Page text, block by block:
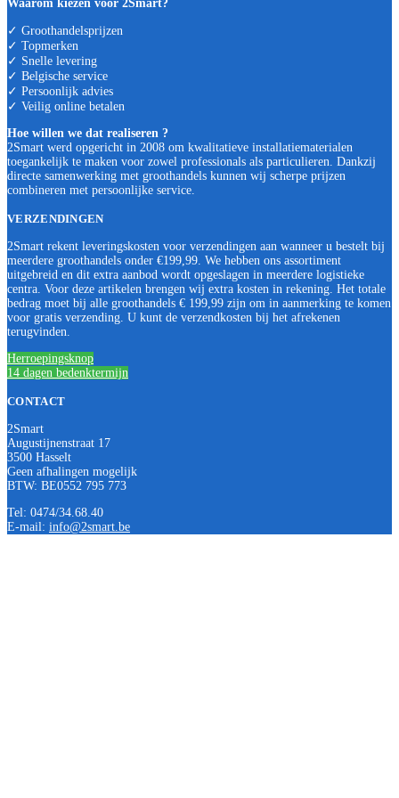
Waarom kiezen voor 2Smart?
✓ Groothandelsprijzen
✓ Topmerken
✓ Snelle levering
✓ Belgische service
✓ Persoonlijk advies
✓ Veilig online betalen
Hoe willen we dat realiseren ?
2Smart werd opgericht in 2008 om kwalitatieve installatiematerialen
toegankelijk te maken voor zowel professionals als particulieren. Dankzij
directe samenwerking met groothandels kunnen wij scherpe prijzen
combineren met persoonlijke service.
VERZENDINGEN
2Smart rekent leveringskosten voor verzendingen aan wanneer u bestelt bij
meerdere groothandels onder €199,99. We hebben ons assortiment
uitgebreid en dit extra aanbod wordt opgeslagen in meerdere logistieke
centra. Voor deze artikelen brengen wij extra kosten in rekening. Het totale
bedrag moet bij alle groothandels € 199,99 zijn om in aanmerking te komen
voor gratis verzending. U kunt de verzendkosten bij het afrekenen
terugvinden.
Herroepingsknop
14 dagen bedenktermijn
CONTACT
2Smart
Augustijnenstraat 17
3500 Hasselt
Geen afhalingen mogelijk
BTW: BE0552 795 773
Tel: 0474/34.68.40
E-mail: info@2smart.be